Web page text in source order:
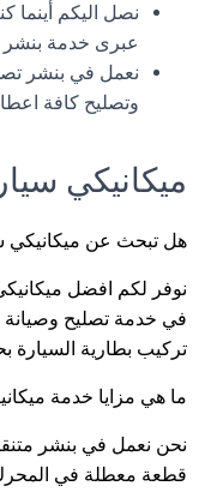
نصل اليكم أينما
عبرى خدمة
نعمل في بنشر
وتصليح كافة
ميكانيكي
هل تبحث عن ميكانيكي
نوفر لكم افضل
في خدمة تصليح وصيانة
تركيب بطارية السيارة
ما هي مزايا خدمة
نحن نعمل في بنشر
قطعة معطلة في المحرك